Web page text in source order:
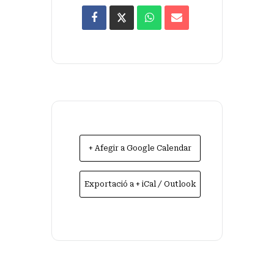
+ Afegir a Google Calendar
Exportació a + iCal / Outlook